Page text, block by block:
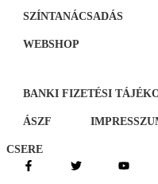
SZÍNTANÁCSADÁS
WEBSHOP
BANKI FIZETÉSI
ÁSZF
CSERE